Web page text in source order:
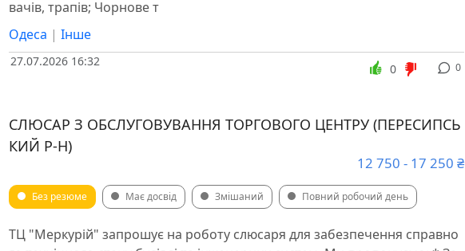
вачів, трапів; Чорнове т
Одеса | Інше
27.07.2026 16:32 0
0
СЛЮСАР З ОБСЛУГОВУВАННЯ ТОРГОВОГО ЦЕНТРУ (ПЕРЕСИПСЬ
КИЙ Р-Н)
12 750 - 17 250 ₴
Без резюме Має досвід Змішаний Повний робочий день
ТЦ "Меркурій" запрошує на роботу слюсаря для забезпечення справно